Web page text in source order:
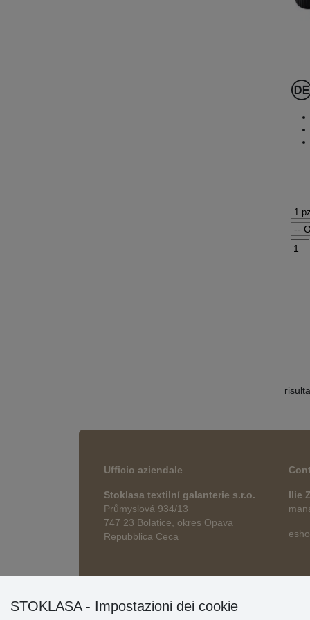
Ufficio aziendale
Stoklasa textilní galanterie s.r.o.
Průmyslová 934/13
747 23 Bolatice, okres Opava
Repubblica Ceca
Ilie
STOKLASA - Impostazioni dei cookie